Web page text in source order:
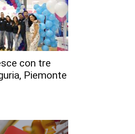
con tre
Piemonte